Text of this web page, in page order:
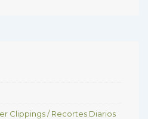
Clippings / Recortes Diarios